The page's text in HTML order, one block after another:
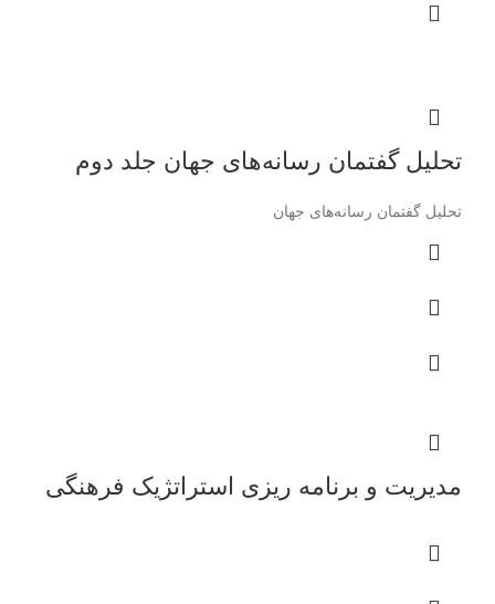
تحلیل گفتمان رسانه‌های جهان جلد دوم
تحلیل گفتمان رسانه‌های جهان
مدیریت و برنامه ریزی استراتژیک فرهنگی